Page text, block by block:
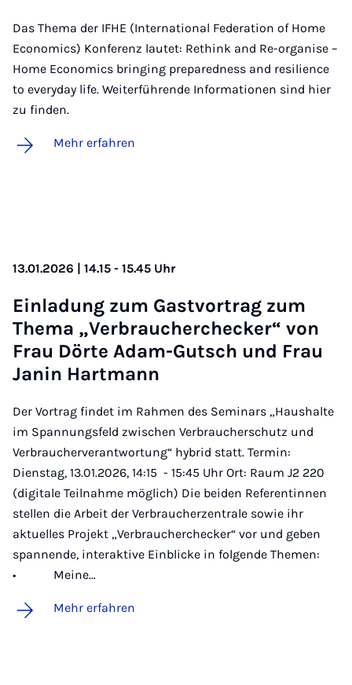
Das Thema der IFHE (International Federation of Home
Economics) Konferenz lautet: Rethink and Re-organise –
Home Economics bringing preparedness and resilience
to everyday life. Weiterführende Informationen sind hier
zu finden.
Mehr erfahren
13.01.2026 | 14.15 - 15.45 Uhr
Ein­la­dung zum Gast­vor­trag zum
The­ma „Ver­brau­cher­che­cker“ von
Frau Dör­te Adam-Gutsch und Frau
Ja­nin Hart­mann
Der Vortrag findet im Rahmen des Seminars „Haushalte
im Spannungsfeld zwischen Verbraucherschutz und
Verbraucherverantwortung“ hybrid statt. Termin:
Dienstag, 13.01.2026, 14:15 - 15:45 Uhr Ort: Raum J2 220
(digitale Teilnahme möglich) Die beiden Referentinnen
stellen die Arbeit der Verbraucherzentrale sowie ihr
aktuelles Projekt „Verbraucherchecker“ vor und geben
spannende, interaktive Einblicke in folgende Themen:
• Meine…
Mehr erfahren